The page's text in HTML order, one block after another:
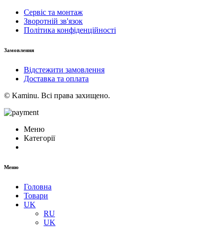
Сервіс та монтаж
Зворотній зв'язок
Політика конфіденційності
Замовлення
Відстежити замовлення
Доставка та оплата
© Kaminu. Всі права захищено.
Меню
Категорії
Меню
Головна
Товари
UK
RU
UK